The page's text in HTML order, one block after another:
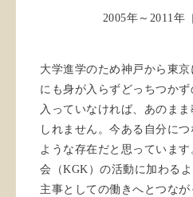
2005年～2011年
大学進学のため神戸から東
にも身が入らずどっちつか
入っていなければ、あのま
しれません。今ある自分に
ような存在だと思っていま
会（KGK）の活動に加わる
主事としての働きへとつな